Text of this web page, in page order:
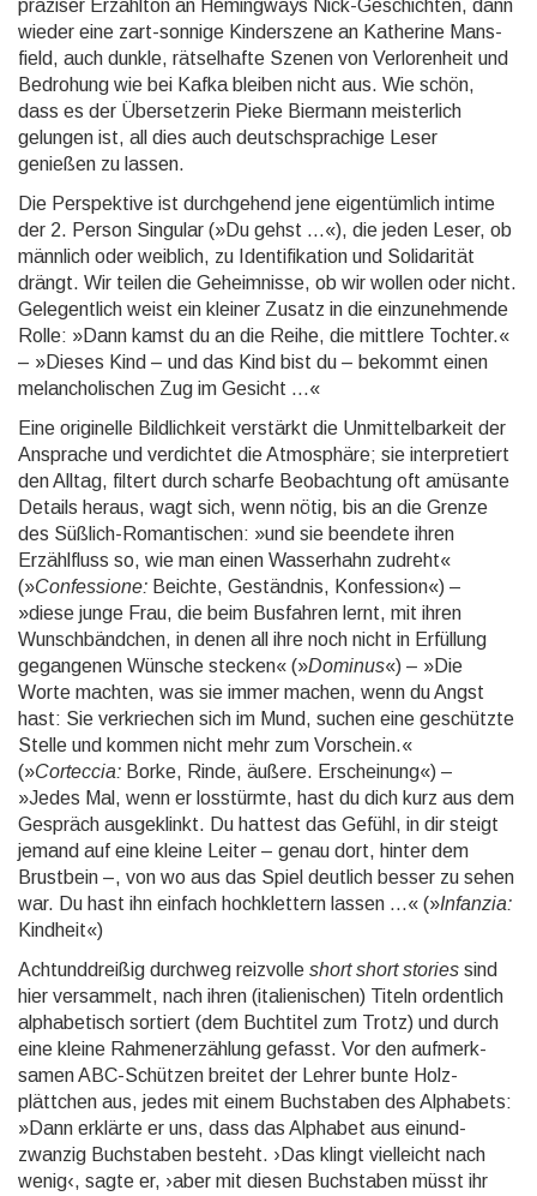
präziser Erzähl­ton an Heming­ways Nick-Geschichten, dann
wieder eine zart-sonnige Kinder­szene an Katherine Mans­
field, auch dunkle, rätsel­hafte Szenen von Ver­loren­heit und
Be­drohung wie bei Kafka bleiben nicht aus. Wie schön,
dass es der Über­setzerin Pieke Bier­mann meister­lich
gelungen ist, all dies auch deutsch­sprachige Leser
genießen zu lassen.
Die Perspektive ist durchgehend jene eigentümlich intime
der 2. Person Singular (»Du gehst …«), die jeden Leser, ob
männlich oder weiblich, zu Identi­fikation und Solida­rität
drängt. Wir teilen die Geheim­nisse, ob wir wollen oder nicht.
Ge­legent­lich weist ein kleiner Zusatz in die ein­zuneh­mende
Rolle: »Dann kamst du an die Reihe, die mitt­lere Tochter.«
– »Dieses Kind – und das Kind bist du – bekommt einen
melan­choli­schen Zug im Gesicht …«
Eine originelle Bildlichkeit verstärkt die Unmittel­barkeit der
Ansprache und verdichtet die Atmos­phäre; sie inter­pretiert
den Alltag, filtert durch scharfe Beobach­tung oft amüsante
Details heraus, wagt sich, wenn nötig, bis an die Grenze
des Süßlich-Roman­tischen: »und sie beendete ihren
Erzählfluss so, wie man einen Wasser­hahn zudreht«
(»Confessione: Beichte, Geständnis, Konfession«) –
»diese junge Frau, die beim Busfahren lernt, mit ihren
Wunsch­bänd­chen, in denen all ihre noch nicht in Er­füllung
gegan­genen Wünsche stecken« (»Dominus«) – »Die
Worte machten, was sie immer machen, wenn du Angst
hast: Sie ver­kriechen sich im Mund, suchen eine geschützte
Stelle und kommen nicht mehr zum Vorschein.«
(»Corteccia: Borke, Rinde, äußere. Erscheinung«) –
»Jedes Mal, wenn er los­stürmte, hast du dich kurz aus dem
Gespräch ausge­klinkt. Du hattest das Gefühl, in dir steigt
jemand auf eine kleine Leiter – genau dort, hinter dem
Brust­bein –, von wo aus das Spiel deut­lich besser zu sehen
war. Du hast ihn einfach hoch­klet­tern lassen …« (»Infanzia:
Kindheit«)
Achtunddreißig durchweg reizvolle short short stories sind
hier versammelt, nach ihren (italieni­schen) Titeln ordent­lich
alpha­betisch sortiert (dem Buch­titel zum Trotz) und durch
eine kleine Rahmen­erzäh­lung gefasst. Vor den aufmerk­
samen ABC-Schützen breitet der Lehrer bunte Holz­
plättchen aus, jedes mit einem Buch­staben des Alpha­bets:
»Dann erklärte er uns, dass das Alpha­bet aus einund­
zwanzig Buch­staben besteht. ›Das klingt vielleicht nach
wenig‹, sagte er, ›aber mit diesen Buch­staben müsst ihr